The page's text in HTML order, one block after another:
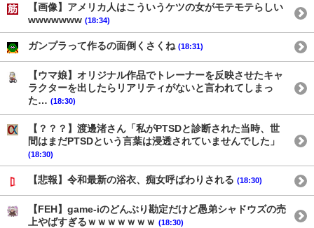
【画像】アメリカ人はこういうケツの女がモテモテらしい
wwwwwww (18:34)
ガンプラって作るの面倒くさくね (18:31)
【ウマ娘】オリジナル作品でトレーナーを反映させたキャ
ラクターを出したらリアリティがないと言われてしまっ
た… (18:30)
【？？？】渡邊渚さん「私がPTSDと診断された当時、世
間はまだPTSDという言葉は浸透されていませんでした」
(18:30)
【悲報】令和最新の浴衣、痴女呼ばわりされる (18:30)
【FEH】game-iのどんぶり勘定だけど愚弟シャドウズの売
上やばすぎるｗｗｗｗｗｗｗ (18:30)